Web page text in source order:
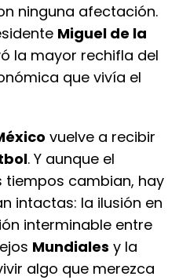
ninguna afectación.
Miguel de la
la mayor rechifla del
que vivía el
vuelve a recibir
. Y aunque el
tiempos cambian, hay
intactas: la ilusión en
interminable entre
Mundiales y la
algo que merezca